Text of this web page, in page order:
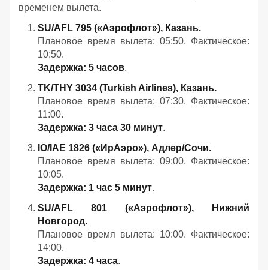
временем вылета.
SU/AFL 795 («Аэрофлот»), Казань.
Плановое время вылета: 05:50. Фактическое:
10:50.
Задержка: 5 часов.
TK/THY 3034 (Turkish Airlines), Казань.
Плановое время вылета: 07:30. Фактическое:
11:00.
Задержка: 3 часа 30 минут.
IO/IAE 1826 («ИрАэро»), Адлер/Сочи.
Плановое время вылета: 09:00. Фактическое:
10:05.
Задержка: 1 час 5 минут.
SU/AFL 801 («Аэрофлот»), Нижний
Новгород.
Плановое время вылета: 10:00. Фактическое:
14:00.
Задержка: 4 часа.